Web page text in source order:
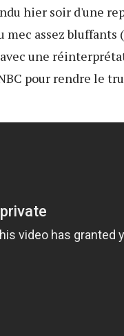
hier soir d'une
assez bluffants (
une
pour rendre le